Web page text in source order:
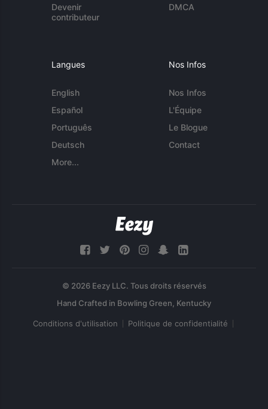
Devenir
contributeur
DMCA
Langues
English
Español
Português
Deutsch
More...
Nos Infos
Nos Infos
L'Équipe
Le Blogue
Contact
© 2026 Eezy LLC. Tous droits réservés
Conditions d'utilisation Politique de confidentialité